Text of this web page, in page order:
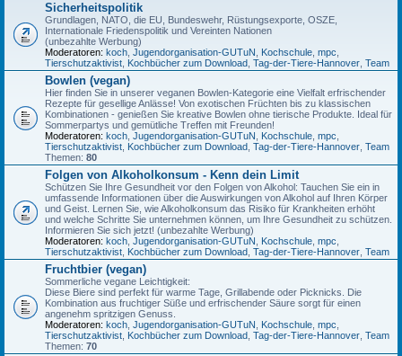
Sicherheitspolitik
Grundlagen, NATO, die EU, Bundeswehr, Rüstungsexporte, OSZE,
Internationale Friedenspolitik und Vereinten Nationen
(unbezahlte Werbung)
Moderatoren: koch, Jugendorganisation-GUTuN, Kochschule, mpc,
Tierschutzaktivist, Kochbücher zum Download, Tag-der-Tiere-Hannover, Team
Bowlen (vegan)
Hier finden Sie in unserer veganen Bowlen-Kategorie eine Vielfalt erfrischender
Rezepte für gesellige Anlässe! Von exotischen Früchten bis zu klassischen
Kombinationen - genießen Sie kreative Bowlen ohne tierische Produkte. Ideal für
Sommerpartys und gemütliche Treffen mit Freunden!
Moderatoren: koch, Jugendorganisation-GUTuN, Kochschule, mpc,
Tierschutzaktivist, Kochbücher zum Download, Tag-der-Tiere-Hannover, Team
Themen: 80
Folgen von Alkoholkonsum - Kenn dein Limit
Schützen Sie Ihre Gesundheit vor den Folgen von Alkohol: Tauchen Sie ein in
umfassende Informationen über die Auswirkungen von Alkohol auf Ihren Körper
und Geist. Lernen Sie, wie Alkoholkonsum das Risiko für Krankheiten erhöht
und welche Schritte Sie unternehmen können, um Ihre Gesundheit zu schützen.
Informieren Sie sich jetzt! (unbezahlte Werbung)
Moderatoren: koch, Jugendorganisation-GUTuN, Kochschule, mpc,
Tierschutzaktivist, Kochbücher zum Download, Tag-der-Tiere-Hannover, Team
Fruchtbier (vegan)
Sommerliche vegane Leichtigkeit:
Diese Biere sind perfekt für warme Tage, Grillabende oder Picknicks. Die
Kombination aus fruchtiger Süße und erfrischender Säure sorgt für einen
angenehm spritzigen Genuss.
Moderatoren: koch, Jugendorganisation-GUTuN, Kochschule, mpc,
Tierschutzaktivist, Kochbücher zum Download, Tag-der-Tiere-Hannover, Team
Themen: 70